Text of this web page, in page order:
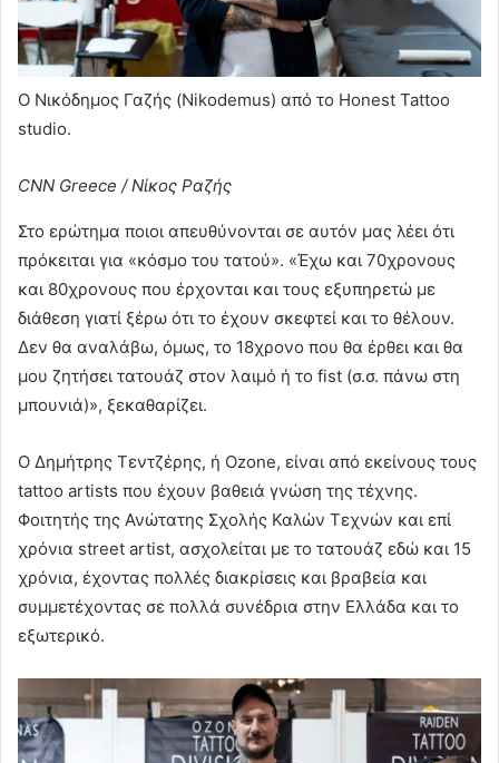
Ο Νικόδημος Γαζής (Nikodemus) από το Honest Tattoo
studio.
CNN Greece / Νίκος Ραζής
Στο ερώτημα ποιοι απευθύνονται σε αυτόν μας λέει ότι
πρόκειται για «κόσμο του τατού». «Έχω και 70χρονους
και 80χρονους που έρχονται και τους εξυπηρετώ με
διάθεση γιατί ξέρω ότι το έχουν σκεφτεί και το θέλουν.
Δεν θα αναλάβω, όμως, το 18χρονο που θα έρθει και θα
μου ζητήσει τατουάζ στον λαιμό ή το fist (σ.σ. πάνω στη
μπουνιά)», ξεκαθαρίζει.
Ο Δημήτρης Τεντζέρης, ή Ozone, είναι από εκείνους τους
tattoo artists που έχουν βαθειά γνώση της τέχνης.
Φοιτητής της Ανώτατης Σχολής Καλών Τεχνών και επί
χρόνια street artist, ασχολείται με το τατουάζ εδώ και 15
χρόνια, έχοντας πολλές διακρίσεις και βραβεία και
συμμετέχοντας σε πολλά συνέδρια στην Ελλάδα και το
εξωτερικό.